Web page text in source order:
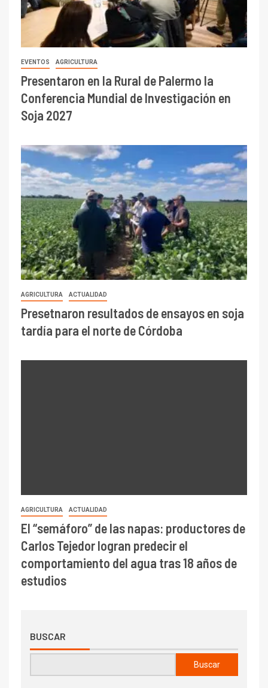
EVENTOS AGRICULTURA
Presentaron en la Rural de Palermo la
Conferencia Mundial de Investigación en
Soja 2027
AGRICULTURA ACTUALIDAD
Presetnaron resultados de ensayos en soja
tardía para el norte de Córdoba
AGRICULTURA ACTUALIDAD
El “semáforo” de las napas: productores de
Carlos Tejedor logran predecir el
comportamiento del agua tras 18 años de
estudios
BUSCAR
Buscar